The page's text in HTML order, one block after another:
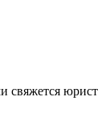
свяжется юрист